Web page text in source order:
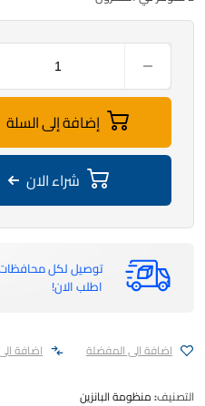
إضافة إلى السلة
شراء الان
توصيل لكل محافظات
اطلب الان!
اضافة الى المفضلة اضافة
التصنيف:منظومة البانزين